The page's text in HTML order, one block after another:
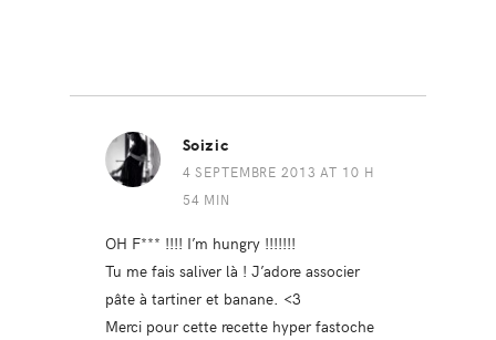
Soizic
4 SEPTEMBRE 2013 AT 10 H
54 MIN
OH F*** !!!! I’m hungry !!!!!!!
Tu me fais saliver là ! J’adore associer
pâte à tartiner et banane. <3
Merci pour cette recette hyper fastoche